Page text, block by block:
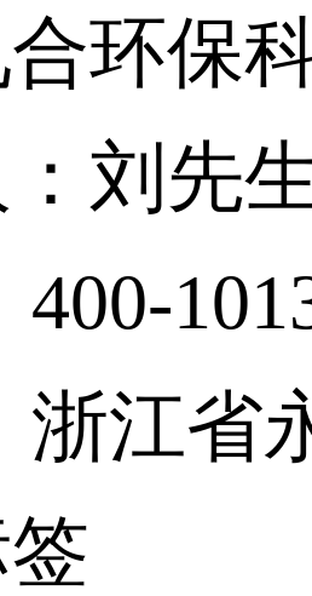
环保
刘先
浙江省